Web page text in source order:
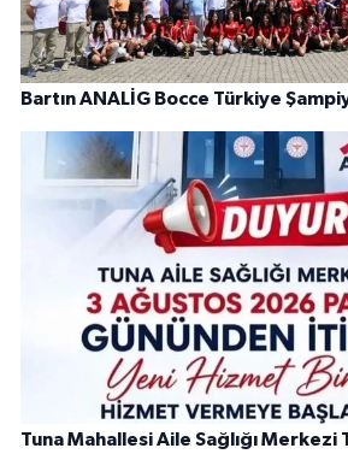
Bartın ANALİG Bocce Türkiye
Tuna Mahallesi Aile Sağlığı Merkezi